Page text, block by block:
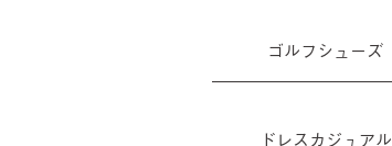
ゴルフシューズ
ドレスカジュアル